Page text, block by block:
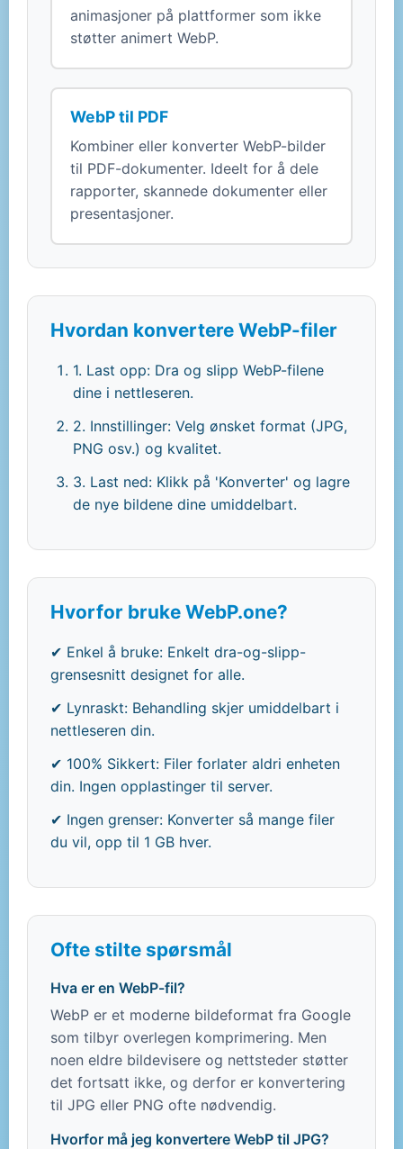
animasjoner på plattformer som ikke
støtter animert WebP.
WebP til PDF
Kombiner eller konverter WebP-bilder
til PDF-dokumenter. Ideelt for å dele
rapporter, skannede dokumenter eller
presentasjoner.
Hvordan konvertere WebP-filer
1. Last opp: Dra og slipp WebP-filene
dine i nettleseren.
2. Innstillinger: Velg ønsket format (JPG,
PNG osv.) og kvalitet.
3. Last ned: Klikk på 'Konverter' og lagre
de nye bildene dine umiddelbart.
Hvorfor bruke WebP.one?
✔ Enkel å bruke: Enkelt dra-og-slipp-
grensesnitt designet for alle.
✔ Lynraskt: Behandling skjer umiddelbart i
nettleseren din.
✔ 100% Sikkert: Filer forlater aldri enheten
din. Ingen opplastinger til server.
✔ Ingen grenser: Konverter så mange filer
du vil, opp til 1 GB hver.
Ofte stilte spørsmål
Hva er en WebP-fil?
WebP er et moderne bildeformat fra Google
som tilbyr overlegen komprimering. Men
noen eldre bildevisere og nettsteder støtter
det fortsatt ikke, og derfor er konvertering
til JPG eller PNG ofte nødvendig.
Hvorfor må jeg konvertere WebP til JPG?